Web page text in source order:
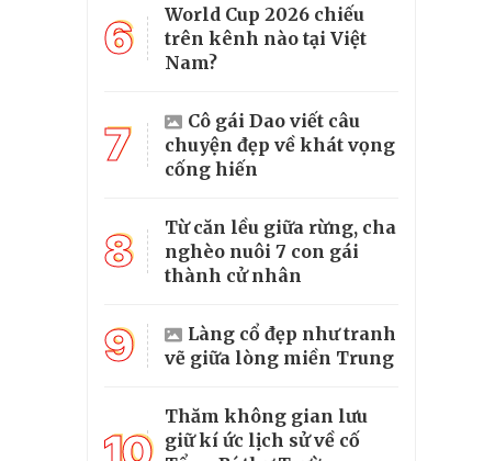
6
World Cup 2026 chiếu
trên kênh nào tại Việt
Nam?
7
Cô gái Dao viết câu
chuyện đẹp về khát vọng
cống hiến
8
Từ căn lều giữa rừng, cha
nghèo nuôi 7 con gái
thành cử nhân
9
Làng cổ đẹp như tranh
vẽ giữa lòng miền Trung
Thăm không gian lưu
giữ kí ức lịch sử về cố